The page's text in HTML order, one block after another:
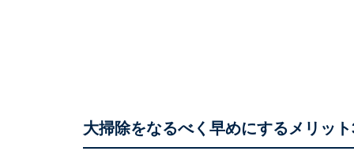
大掃除をなるべく早めにするメリッ